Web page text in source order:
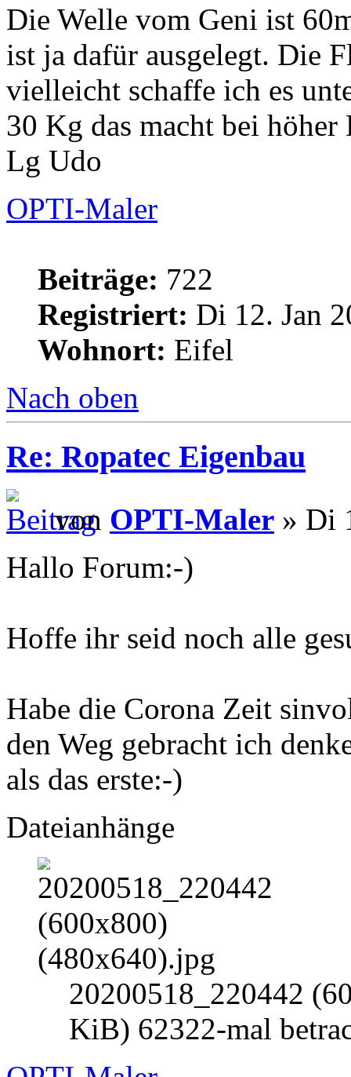
Die Welle vom Geni ist
ist ja dafür ausgelegt. Die
vielleicht schaffe ich es
30 Kg das macht bei höher
Lg Udo
OPTI-Maler
Beiträge: 722
Registriert: Di 12. Jan
Wohnort: Eifel
Nach oben
Re: Ropatec Eigenbau
von OPTI-Maler » Di
Hallo Forum:-)
Hoffe ihr seid noch alle
Habe die Corona Zeit
den Weg gebracht ich
als das erste:-)
Dateianhänge
20200518_220442
KiB) 62322-mal